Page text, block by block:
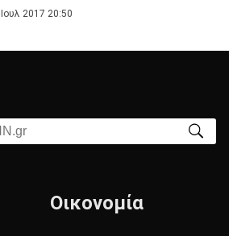
2017 20:50
Οικονομία